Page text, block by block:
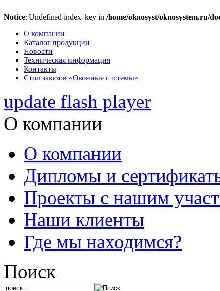
Notice: Undefined index: key in /home/oknosyst/oknosystem.ru/
О компании
Каталог продукции
Новости
Техническая информация
Контакты
Стол заказов «Оконные системы»
update flash player
О компании
О компании
Дипломы и
Проекты с нашим
Наши клиенты
Где мы находимся?
Поиск